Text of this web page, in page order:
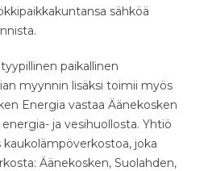
sähköä
paikallinen
myynnin lisäksi toimii myös
Energia vastaa Äänekosken
ja vesihuollosta. Yhtiö
joka
Äänekosken, Suolahden,